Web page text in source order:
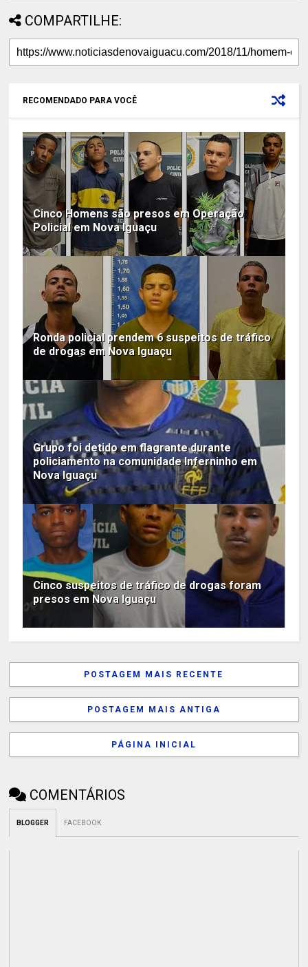
COMPARTILHE:
RECOMENDADO PARA VOCÊ
Cinco Homens são presos em Operação
Policial em Nova Iguaçu
Ronda policial prendem 6 suspeitos de tráfico
de drogas em Nova Iguaçu
Grupo foi detido em flagrante durante
policiamento na comunidade Inferninho em
Nova Iguaçu
Cinco suspeitos de tráfico de drogas foram
presos em Nova Iguaçu
POSTAGEM MAIS RECENTE
POSTAGEM MAIS ANTIGA
PÁGINA INICIAL
COMENTÁRIOS
BLOGGER FACEBOOK